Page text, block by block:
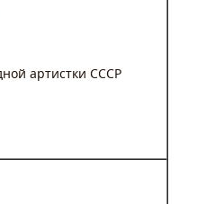
артистки СССР